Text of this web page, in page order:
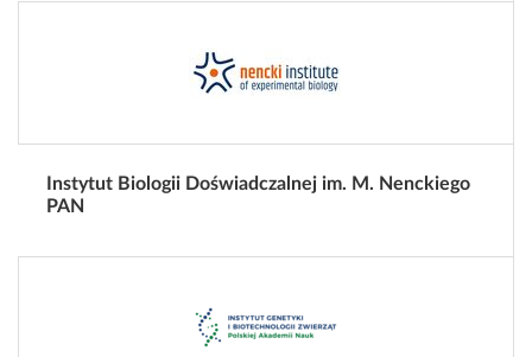
Instytut Biologii Doświadczalnej im. M. Nenckiego
PAN